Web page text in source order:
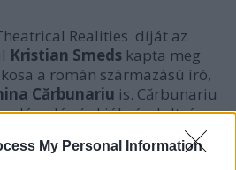
My Personal Information
Realities díját az
Kristian Smeds kapta meg
a román származású író,
Cărbunariu is. Cărbunariu
a lázadás és kiábrándultság
Romániáját mutatják be a
az elszigetelődés